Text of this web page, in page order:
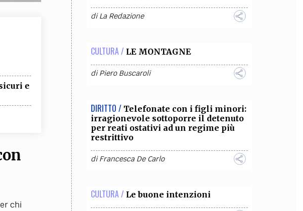
e
chi
diLa Redazione
CULTURA / LE MONTAGNE
diPiero Buscaroli
DIRITTO / Telefonate con i figli minori:
irragionevole sottoporre il detenuto
per reati ostativi ad un regime più
restrittivo
diFrancesca De Carlo
CULTURA / Le buone intenzioni